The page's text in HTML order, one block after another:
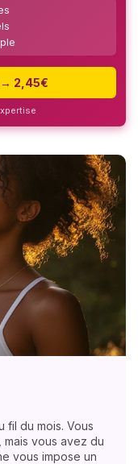
→ 2,45€
fil du mois. Vous
vous avez du
vous impose un